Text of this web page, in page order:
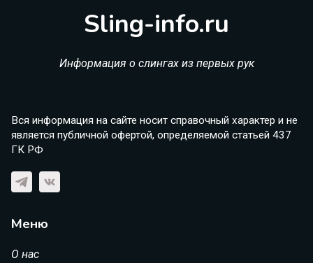
Sling-info.ru
Информация о слингах из первых рук
Вся информация на сайте носит справочный характер и не
является публичной офертой, определяемой статьей 437
ГК РФ
Меню
О нас